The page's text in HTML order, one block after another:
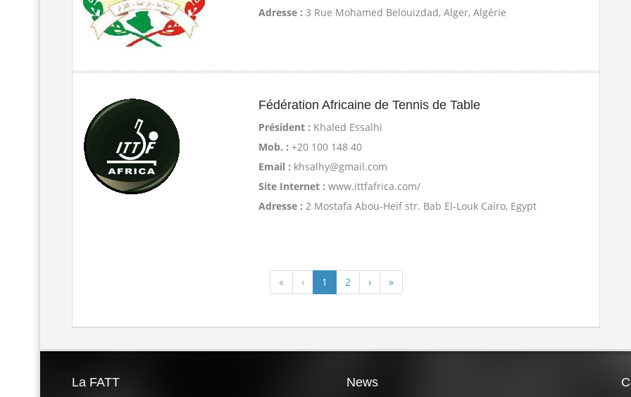
Adresse :3 Rue Mohamed Belouizdad, Alger, Algérie
Fédération Africaine de Tennis de Table
Président : Khaled Essalhi
Mob. :+20 100 148 40
Email : khsalhy@gmail.com
Site Internet :www.ittfafrica.com/
Adresse :2 Mostafa Abou-Heif str. Bab El-Louk Cairo, Egypt
« ‹ 1 2 › »
La FATT News